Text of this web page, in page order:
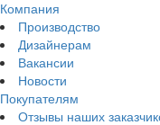
Компания
Производство
Дизайнерам
Вакансии
Новости
Покупателям
Отзывы наших